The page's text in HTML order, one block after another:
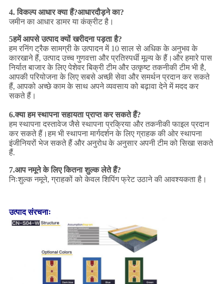
4. विकल्प आधार क्या हैं?आधारदौड़ने का?
जमीन का आधार डामर या कंक्रीट है।
5हमें आपसे उत्पाद क्यों खरीदना पड़ता है?
हम रनिंग ट्रैक सामग्री के उत्पादन में 10 साल से अधिक के अनुभव के
कारखाने हैं, उत्पाद उच्च गुणवत्ता और प्रतिस्पर्धी मूल्य के हैं।और हमारे पास
निर्यात बाजार के लिए पेशेवर बिक्री टीम और उत्कृष्ट तकनीकी टीम भी है,
आपकी परियोजना के लिए सबसे अच्छी सेवा और समर्थन प्रदान कर सकते
हैं, आपको अच्छे काम के साथ अपने व्यवसाय को बढ़ावा देने में मदद कर
सकते हैं।
6.क्या हम स्थापना सहायता प्राप्त कर सकते हैं?
हम स्थापना दस्तावेज जैसे स्थापना प्रक्रिया और तकनीकी फाइल प्रदान
कर सकते हैं।हम भी स्थापना मार्गदर्शन के लिए ग्राहक की ओर स्थापना
इंजीनियरों भेज सकते हैं और अनुरोध के अनुसार अपनी टीम को सिखा सकते
हैं.
7.आप नमूने के लिए कितना शुल्क लेते हैं?
निःशुल्क नमूने, ग्राहकों को केवल शिपिंग फ्रेट उठाने की आवश्यकता है।
उत्पाद संरचनाः